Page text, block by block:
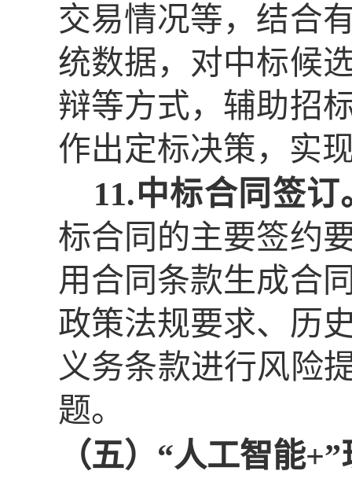
交易情况等，结合
统数据，对中标候
辩等方式，辅助招
作出定标决策，实
11.中标合同签订
标合同的主要签约
用合同条款生成合
政策法规要求、历
义务条款进行风险
题。
（五） “人工智能